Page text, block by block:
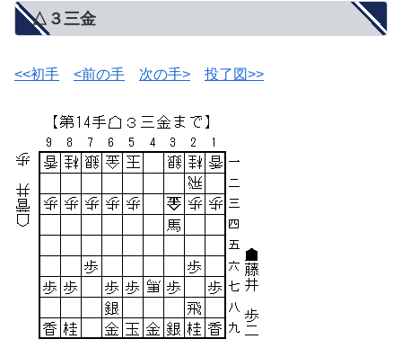
△３三金
<<初手 <前の手 次の手> 投了図>>